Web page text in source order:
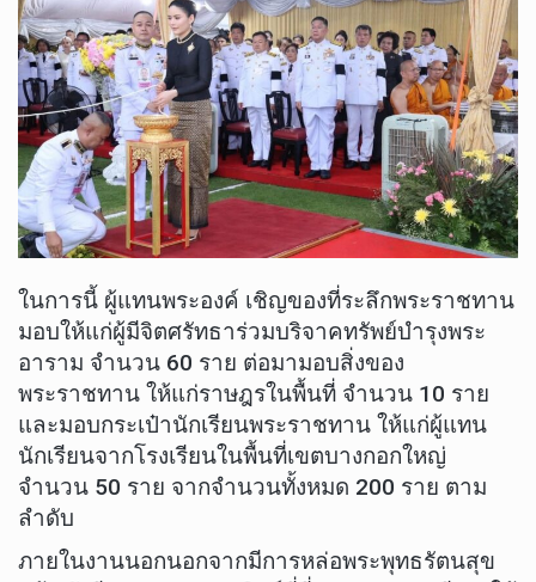
ในการนี้ ผู้แทนพระองค์ เชิญของที่ระลึกพระราชทาน
มอบให้แก่ผู้มีจิตศรัทธาร่วมบริจาคทรัพย์บำรุงพระ
อาราม จำนวน 60 ราย ต่อมามอบสิ่งของ
พระราชทาน ให้แก่ราษฎรในพื้นที่ จำนวน 10 ราย
และมอบกระเป๋านักเรียนพระราชทาน ให้แก่ผู้แทน
นักเรียนจากโรงเรียนในพื้นที่เขตบางกอกใหญ่
จำนวน 50 ราย จากจำนวนทั้งหมด 200 ราย ตาม
ลำดับ
ภายในงานนอกนอกจากมีการหล่อพระพุทธรัตนสุข